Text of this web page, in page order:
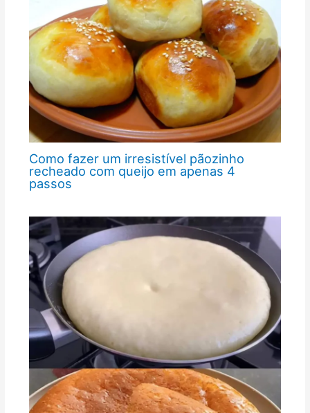
Como fazer um irresistível pãozinho
recheado com queijo em apenas 4
passos